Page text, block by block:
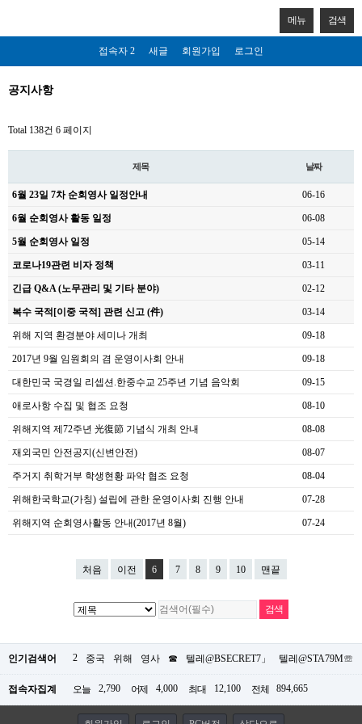
메뉴 검색
접속자 2 새글 회원가입 로그인
공지사항
Total 138건 6 페이지
제목 날짜
6월 23일 7차 순회영사 일정안내 06-16
6월 순회영사 활동 일정 06-08
5월 순회영사 일정 05-14
코로나19관련 비자 정책 03-11
긴급 Q&A (노무관리 및 기타 분야) 02-12
복수 국적[이중 국적] 관련 신고 (件) 03-14
위해 지역 환경분야 세미나 개최 09-18
2017년 9월 임원회의 겸 운영이사회 안내 09-18
대한민국 국경일 리셉션.한중수교 25주년 기념 음악회 09-15
애로사항 수집 및 협조 요청 08-10
위해지역 제72주년 光復節 기념식 개최 안내 08-08
재외국민 안전공지(신변안전) 08-07
주거지 취학거부 학생현황 파악 협조 요청 08-04
위해한국학교(가칭) 설립에 관한 운영이사회 진행 안내 07-28
위해지역 순회영사활동 안내(2017년 8월) 07-24
처음 이전 6 7 8 9 10 맨끝
인기검색어 2 중국 위해 영사 ☎ 텔레@BSECRET7」 텔레@STA79M☏
접속자집계 오늘 2,790 어제 4,000 최대 12,100 전체 894,665